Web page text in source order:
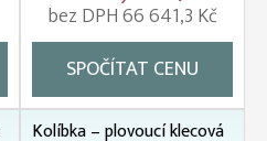
bez DPH 66 641,3 Kč
SPOČÍTAT CENU
Kolíbka – plovoucí klecová